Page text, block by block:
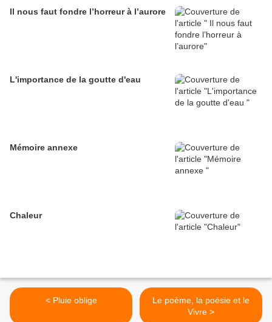
Il nous faut fondre l’horreur à l’aurore
L'importance de la goutte d'eau
Mémoire annexe
Chaleur
< Pluie oblige
Le poème, la poésie et le
Vivre >